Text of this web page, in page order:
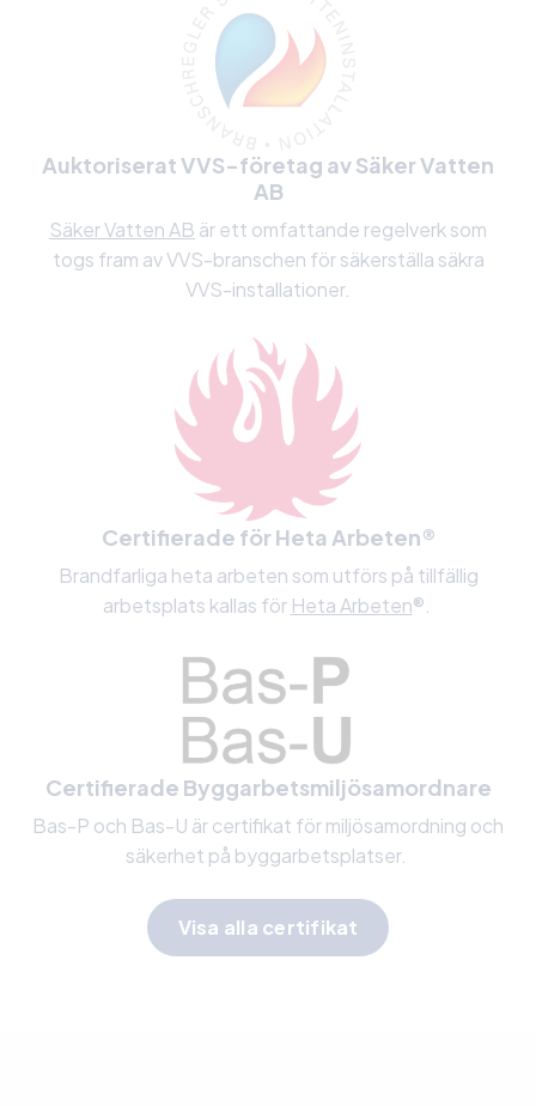
Auktoriserat VVS-företag av Säker Vatten
AB
Säker Vatten AB är ett omfattande regelverk som
togs fram av VVS-branschen för säkerställa säkra
VVS-installationer.
Certifierade för Heta Arbeten®
Brandfarliga heta arbeten som utförs på tillfällig
arbetsplats kallas för Heta Arbeten®.
Certifierade Byggarbetsmiljö­samordnare
Bas-P och Bas-U är certifikat för miljösamordning och
säkerhet på byggarbetsplatser.
Visa alla certifikat